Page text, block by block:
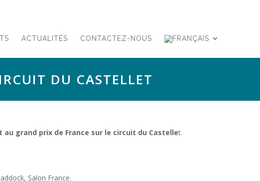
ACTUALITÉS CONTACTEZ-NOUS
DU CASTELLET
grand prix de France sur le circuit du Castellet.
Salon France.